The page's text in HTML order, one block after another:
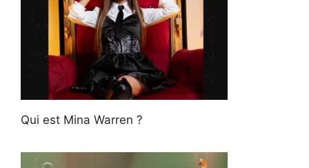
Qui est Mina Warren ?